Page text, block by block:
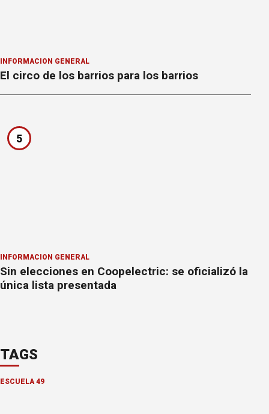
INFORMACION GENERAL
El circo de los barrios para los barrios
5
INFORMACION GENERAL
Sin elecciones en Coopelectric: se oficializó la
única lista presentada
TAGS
ESCUELA 49